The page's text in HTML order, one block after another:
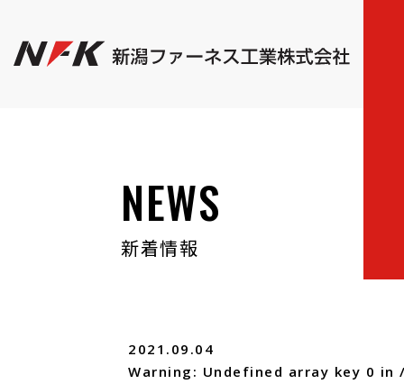
NEWS
新着情報
2021.09.04
Warning : Undefined array key 0 in